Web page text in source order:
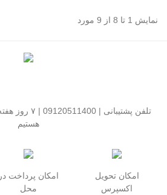
نمایش 1 تا 8 از 9 مورد
هستیم
امکان تحویل
اکسپرس
امکان پرداخت در
محل